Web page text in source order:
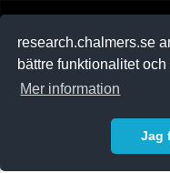
research.chalmers.se
bättre funktionalitet
Mer information
Jag